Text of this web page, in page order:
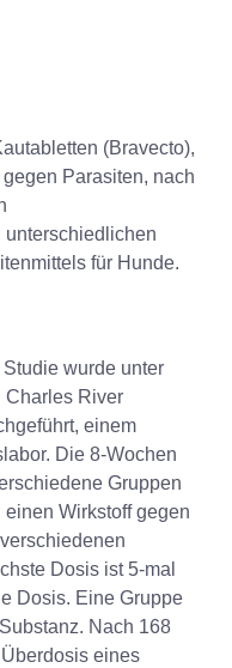
(Bravecto),
Parasiten, nach
unterschiedlichen
für Hunde.
Studie wurde unter
Charles River
einem
Die 8-Wochen
Gruppen
Wirkstoff gegen
Dosis ist 5-mal
Dosis. Eine Gruppe
Nach 168
eines